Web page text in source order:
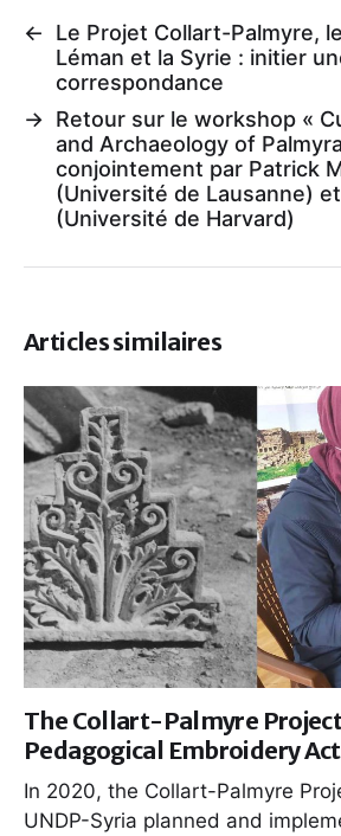
←
Le Projet Collart-Palmyre,
Léman et la Syrie : initier
correspondance
→ Retour sur le workshop «
and Archaeology of
conjointement par Patrick
(Université de Lausanne)
(Université de Harvard)
Articles similaires
The Collart-Palmyre
Pedagogical Embroidery
In 2020, the Collart-Palmyre
UNDP-Syria planned and